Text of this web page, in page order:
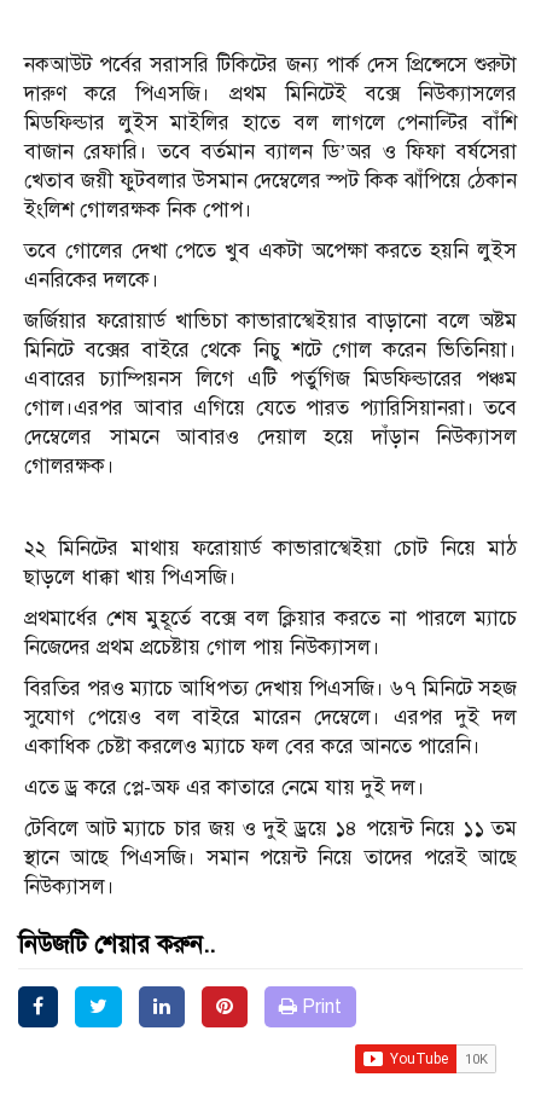
নকআউট পর্বের সরাসরি টিকিটের জন্য পার্ক দেস প্রিন্সেসে শুরুটা
দারুণ করে পিএসজি। প্রথম মিনিটেই বক্সে নিউক্যাসলের
মিডফিল্ডার লুইস মাইলির হাতে বল লাগলে পেনাল্টির বাঁশি
বাজান রেফারি। তবে বর্তমান ব্যালন ডি’অর ও ফিফা বর্ষসেরা
খেতাব জয়ী ফুটবলার উসমান দেম্বেলের স্পট কিক ঝাঁপিয়ে ঠেকান
ইংলিশ গোলরক্ষক নিক পোপ।
তবে গোলের দেখা পেতে খুব একটা অপেক্ষা করতে হয়নি লুইস
এনরিকের দলকে।
জর্জিয়ার ফরোয়ার্ড খাভিচা কাভারাস্খেইয়ার বাড়ানো বলে অষ্টম
মিনিটে বক্সের বাইরে থেকে নিচু শটে গোল করেন ভিতিনিয়া।
এবারের চ্যাম্পিয়নস লিগে এটি পর্তুগিজ মিডফিল্ডারের পঞ্চম
গোল।এরপর আবার এগিয়ে যেতে পারত প্যারিসিয়ানরা। তবে
দেম্বেলের সামনে আবারও দেয়াল হয়ে দাঁড়ান নিউক্যাসল
গোলরক্ষক।
২২ মিনিটের মাথায় ফরোয়ার্ড কাভারাস্খেইয়া চোট নিয়ে মাঠ
ছাড়লে ধাক্কা খায় পিএসজি।
প্রথমার্ধের শেষ মুহূর্তে বক্সে বল ক্লিয়ার করতে না পারলে ম্যাচে
নিজেদের প্রথম প্রচেষ্টায় গোল পায় নিউক্যাসল।
বিরতির পরও ম্যাচে আধিপত্য দেখায় পিএসজি। ৬৭ মিনিটে সহজ
সুযোগ পেয়েও বল বাইরে মারেন দেম্বেলে। এরপর দুই দল
একাধিক চেষ্টা করলেও ম্যাচে ফল বের করে আনতে পারেনি।
এতে ড্র করে প্লে-অফ এর কাতারে নেমে যায় দুই দল।
টেবিলে আট ম্যাচে চার জয় ও দুই ড্রয়ে ১৪ পয়েন্ট নিয়ে ১১ তম
স্থানে আছে পিএসজি। সমান পয়েন্ট নিয়ে তাদের পরেই আছে
নিউক্যাসল।
নিউজটি শেয়ার করুন..
Print